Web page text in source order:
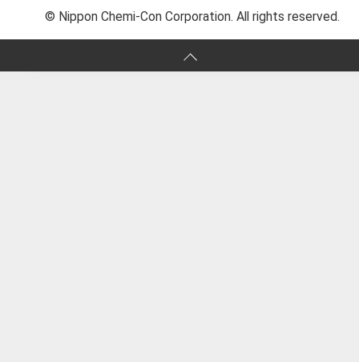
© Nippon Chemi-Con Corporation. All rights reserved.